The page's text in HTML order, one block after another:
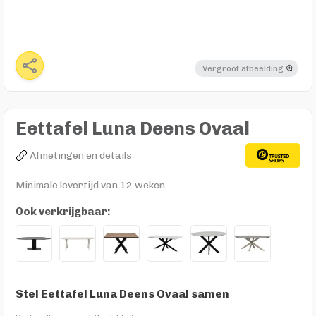
Vergroot afbeelding
Eettafel Luna Deens Ovaal
Afmetingen en details
Minimale levertijd van 12 weken.
Ook verkrijgbaar:
Stel Eettafel Luna Deens Ovaal samen